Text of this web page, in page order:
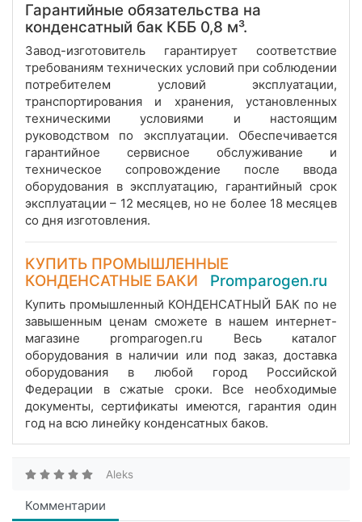
Гарантийные обязательства на
конденсатный бак КББ 0,8 м³.
Завод-изготовитель гарантирует соответствие
требованиям технических условий при соблюдении
потребителем условий эксплуатации,
транспортирования и хранения, установленных
техническими условиями и настоящим
руководством по эксплуатации. Обеспечивается
гарантийное сервисное обслуживание и
техническое сопровождение после ввода
оборудования в эксплуатацию, гарантийный срок
эксплуатации – 12 месяцев, но не более 18 месяцев
со дня изготовления.
КУПИТЬ ПРОМЫШЛЕННЫЕ
КОНДЕНСАТНЫЕ БАКИ
Promparogen.ru
Купить промышленный КОНДЕНСАТНЫЙ БАК по не
завышенным ценам сможете в нашем интернет-
магазине promparogen.ru Весь каталог
оборудования в наличии или под заказ, доставка
оборудования в любой город Российской
Федерации в сжатые сроки. Все необходимые
документы, сертификаты имеются, гарантия один
год на всю линейку конденсатных баков.
Aleks
Комментарии